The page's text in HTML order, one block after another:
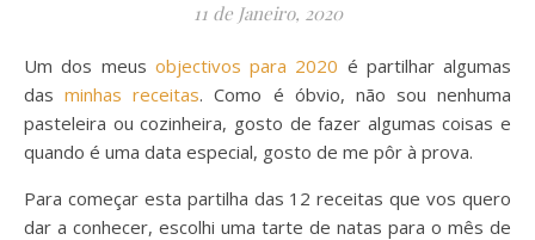
11 de Janeiro, 2020
Um dos meus objectivos para 2020 é partilhar algumas
dasminhas receitas. Como é óbvio, não sou nenhuma
pasteleira ou cozinheira, gosto de fazer algumas coisas e
quando é uma data especial, gosto de me pôr à prova.
Para começar esta partilha das 12 receitas que vos quero
dar a conhecer, escolhi uma tarte de natas para o mês de